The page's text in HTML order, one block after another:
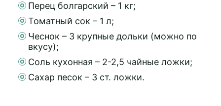
Перец болгарский – 1 кг;
Томатный сок – 1 л;
Чеснок – 3 крупные дольки (можно по
вкусу);
Соль кухонная – 2-2,5 чайные ложки;
Сахар песок – 3 ст. ложки.